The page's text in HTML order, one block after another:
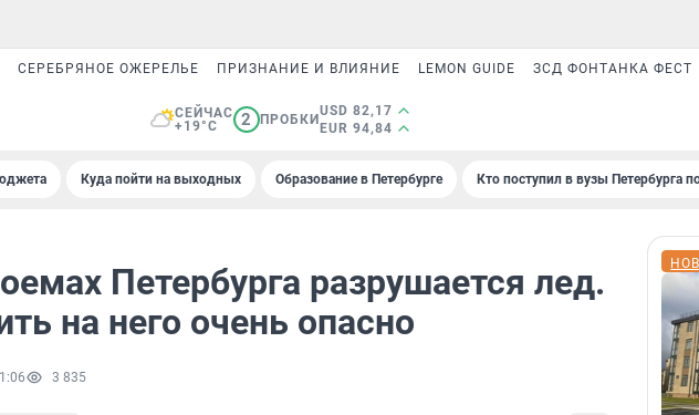
СЕРЕБРЯНОЕ ОЖЕРЕЛЬЕ ПРИЗНАНИЕ И ВЛИЯНИЕ LEMON GUIDE ЗСД ФОНТАНКА ФЕСТ
СЕЙЧАС
+19°C
2 ПРОБКИ
USD 82,17
EUR 94,84
Куда пойти на выходных Образование в Петербурге Кто поступил в вузы Петербурга
Петербурга разрушается лед.
на него очень опасно
3 835